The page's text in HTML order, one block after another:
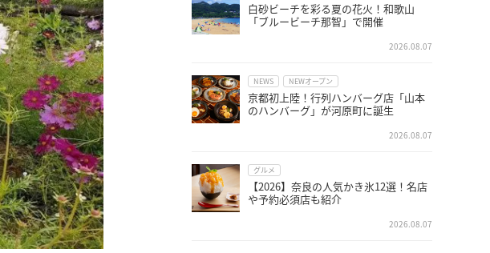
白砂ビーチを彩る夏の花火！和歌山
「ブルービーチ那智」で開催
2026.08.07
NEWS NEWオープン
京都初上陸！行列ハンバーグ店「山本
のハンバーグ」が河原町に誕生
2026.08.07
グルメ
【2026】奈良の人気かき氷12選！名店
や予約必須店も紹介
2026.08.07